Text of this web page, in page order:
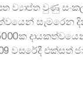
වුණු
වසරේදී එක්සත්